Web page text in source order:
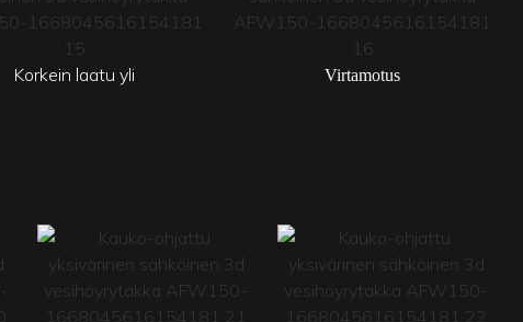
Korkein laatu yli Virtamotus